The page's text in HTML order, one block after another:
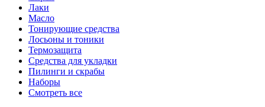
Лаки
Масло
Тонирующие средства
Лосьоны и тоники
Термозащита
Средства для укладки
Пилинги и скрабы
Наборы
Смотреть все